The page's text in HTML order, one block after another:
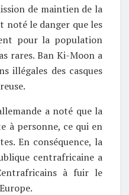
de maintien de la
noté le danger que les
pour la population
rares. Ban Ki-Moon a
illégales des casques
a noté que la
à personne, ce qui en
En conséquence, la
centrafricaine a
à fuir le